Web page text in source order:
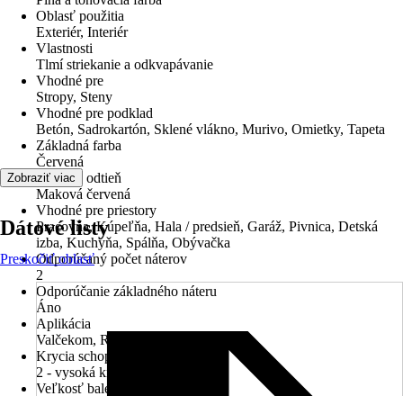
Oblasť použitia
Exteriér, Interiér
Vlastnosti
Tlmí striekanie a odkvapávanie
Vhodné pre
Stropy, Steny
Vhodné pre podklad
Betón, Sadrokartón, Sklené vlákno, Murivo, Omietky, Tapeta
Základná farba
Červená
Farebný odtieň
Maková červená
Vhodné pre priestory
Pracovňa, Kúpeľňa, Hala / predsieň, Garáž, Pivnica, Detská
izba, Kuchyňa, Spálňa, Obývačka
Odporúčaný počet náterov
2
Odporúčanie základného náteru
Áno
Aplikácia
Valčekom, Rozprašovaním, Štetcom
Krycia schopnosť
2 - vysoká krycia sila
Veľkosť balenia
Zobraziť viac
Dátové listy
Preskočiť oblasť